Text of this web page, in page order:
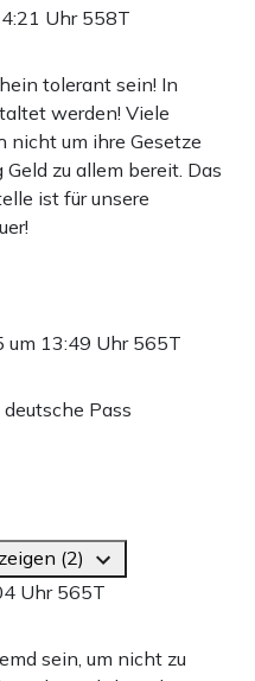
Uhr 558T
tolerant sein! In
werden! Viele
nicht um ihre Gesetze
zu allem bereit. Das
ist für unsere
um 13:49 Uhr 565T
Pass
(2)
Uhr 565T
sein, um nicht zu